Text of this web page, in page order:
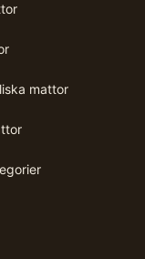
mattor